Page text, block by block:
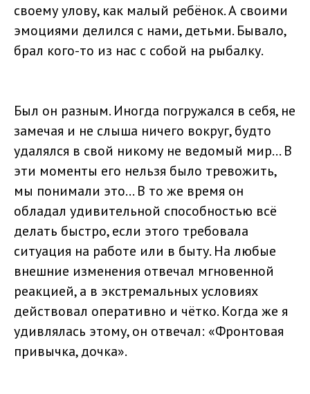
своему улову, как малый ребёнок. А своими
эмоциями делился с нами, детьми. Бывало,
брал кого-то из нас с собой на рыбалку.
Был он разным. Иногда погружался в себя, не
замечая и не слыша ничего вокруг, будто
удалялся в свой никому не ведомый мир... В
эти моменты его нельзя было тревожить,
мы понимали это... В то же время он
обладал удивительной способностью всё
делать быстро, если этого требовала
ситуация на работе или в быту. На любые
внешние изменения отвечал мгновенной
реакцией, а в экстремальных условиях
действовал оперативно и чётко. Когда же я
удивлялась этому, он отвечал: «Фронтовая
привычка, дочка».